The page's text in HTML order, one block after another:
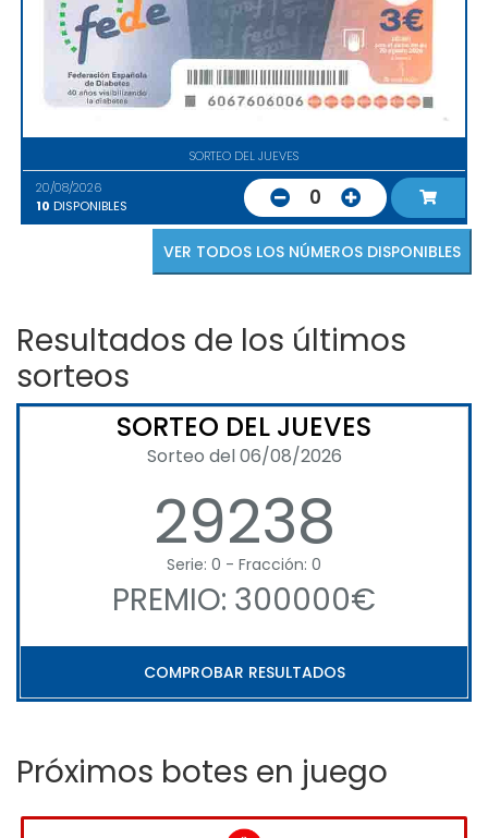
SORTEO DEL JUEVES
20/08/2026
10 DISPONIBLES 0
VER TODOS LOS NÚMEROS DISPONIBLES
Resultados de los últimos
sorteos
SORTEO DEL JUEVES
Sorteo del 06/08/2026
29238
Serie: 0 - Fracción: 0
PREMIO: 300000€
COMPROBAR RESULTADOS
Próximos botes en juego